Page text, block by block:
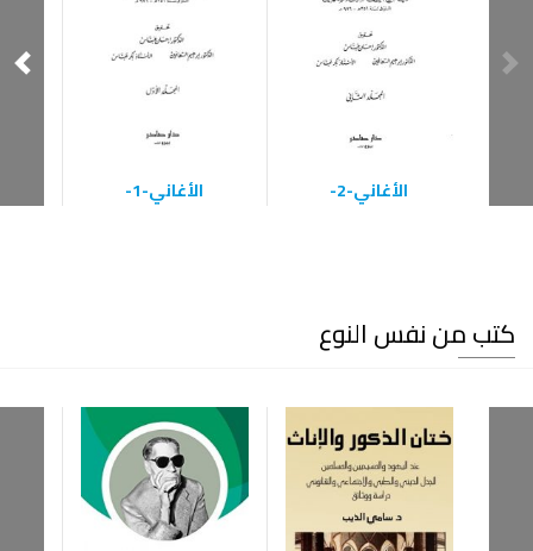
الأغاني-2- الأغاني-1-
كتب من نفس النوع